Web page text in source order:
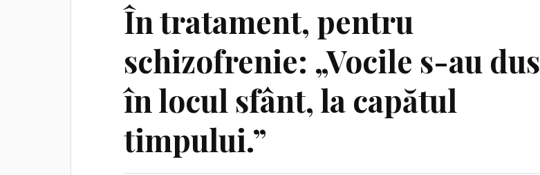
În tratament, pentru
schizofrenie: „Vocile s-au dus
în locul sfânt, la capătul
timpului.”